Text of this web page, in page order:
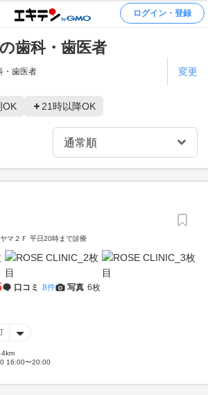
ログイン・登録
歯科・歯医者
・歯医者 変更
OK 21時以降OK
マ２Ｆ 平日20時まで診療
口コミ 8件 写真 6枚
4km
16:00〜20:00